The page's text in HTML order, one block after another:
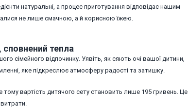
натуральні, а процес приготування відповідає нашим
не лише смачною, а й корисною їжею.
сповнений тепла
сімейного відпочинку. Уявіть, як сяють очі вашої дитини,
яке підкреслює атмосферу радості та затишку.
вартість дитячого сету становить лише 195 гривень. Це